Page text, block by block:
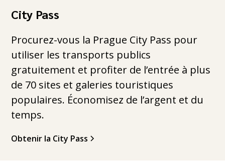
City Pass
Procurez-vous la Prague City Pass pour
utiliser les transports publics
gratuitement et profiter de l’entrée à plus
de 70 sites et galeries touristiques
populaires. Économisez de l’argent et du
temps.
Obtenir la City Pass